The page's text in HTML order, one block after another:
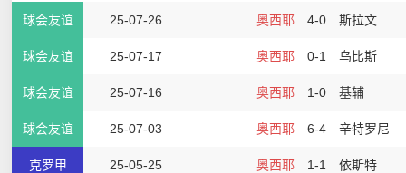
球会友谊 25-07-26 奥西耶 4-0 斯拉文
球会友谊 25-07-17 奥西耶 0-1 乌比斯
球会友谊 25-07-16 奥西耶 1-0 基辅
球会友谊 25-07-03 奥西耶 6-4 辛特罗尼
克罗甲 25-05-25 奥西耶 1-1 依斯特